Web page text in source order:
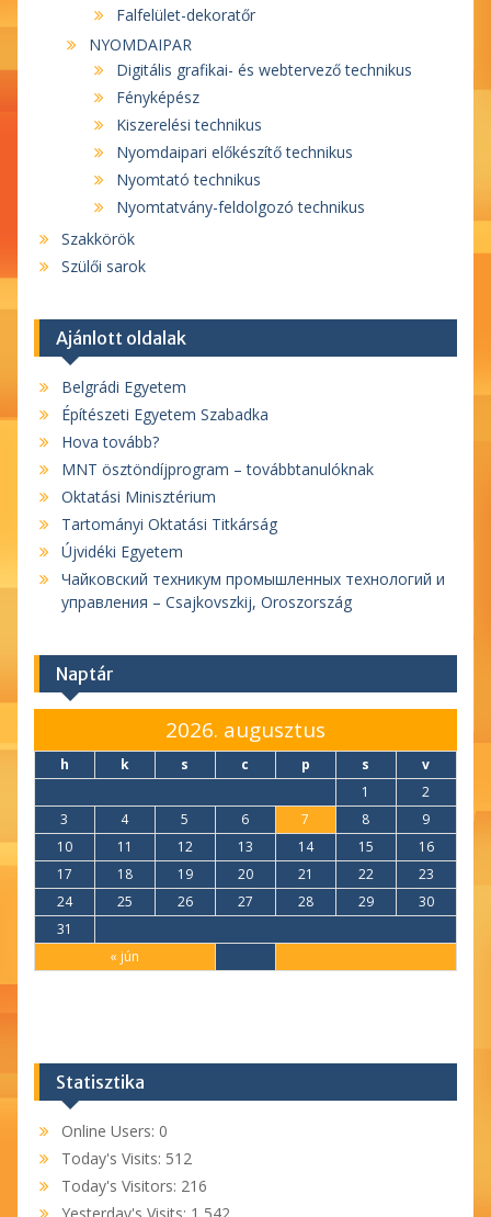
Falfelület-dekoratőr
NYOMDAIPAR
Digitális grafikai- és webtervező technikus
Fényképész
Kiszerelési technikus
Nyomdaipari előkészítő technikus
Nyomtató technikus
Nyomtatvány-feldolgozó technikus
Szakkörök
Szülői sarok
Ajánlott oldalak
Belgrádi Egyetem
Építészeti Egyetem Szabadka
Hova tovább?
MNT ösztöndíjprogram – továbbtanulóknak
Oktatási Minisztérium
Tartományi Oktatási Titkárság
Újvidéki Egyetem
Чайковский техникум промышленных технологий и
управления – Csajkovszkij, Oroszország
Naptár
2026. augusztus
h k s c p s v
« jún
1
2
3
4 5 6 7 8
9
10
11 12 13 14 15
16
17
18 19 20 21 22
23
24
25 26 27 28 29
30
31
Statisztika
Online Users: 0
Today's Visits: 512
Today's Visitors: 216
Yesterday's Visits: 1 542